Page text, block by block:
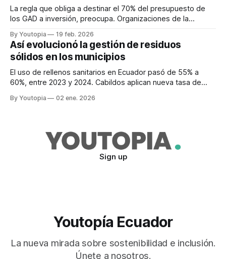
La regla que obliga a destinar el 70% del presupuesto de
los GAD a inversión, preocupa. Organizaciones de la
By Youtopia 19 feb. 2026
Así evolucionó la gestión de residuos
sólidos en los municipios
El uso de rellenos sanitarios en Ecuador pasó de 55% a
60%, entre 2023 y 2024. Cabildos aplican nueva tasa de
By Youtopia 02 ene. 2026
Sign up
Youtopía Ecuador
La nueva mirada sobre sostenibilidad e inclusión.
Únete a nosotros.